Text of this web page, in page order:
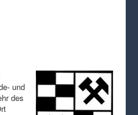
und
des